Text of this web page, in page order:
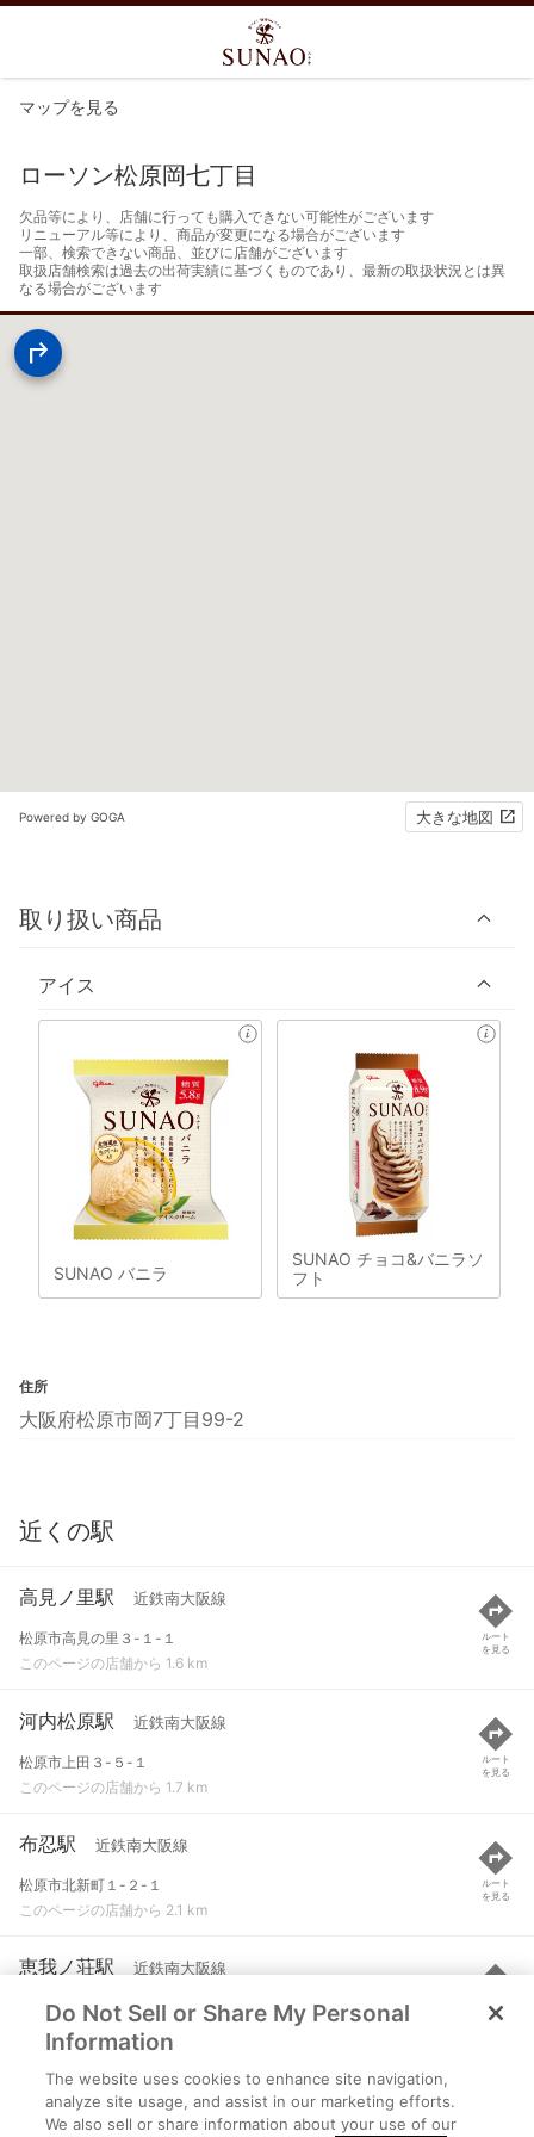
マップを見る
ローソン松原岡七丁目
欠品等により、店舗に行っても購入できない可能性がございます
リニューアル等により、商品が変更になる場合がございます
一部、検索できない商品、並びに店舗がございます
取扱店舗検索は過去の出荷実績に基づくものであり、最新の取扱状況とは異
なる場合がございます
Powered by GOGA 大きな地図
取り扱い商品
アイス
SUNAO バニラ
SUNAO チョコ&バニラソ
フト
住所
大阪府松原市岡7丁目99-2
近くの駅
高見ノ里駅 近鉄南大阪線
松原市高見の里３-１-１
このページの店舗から 1.6 km
ルート
を見る
河内松原駅 近鉄南大阪線
松原市上田３-５-１
このページの店舗から 1.7 km
ルート
を見る
布忍駅 近鉄南大阪線
松原市北新町１-２-１
このページの店舗から 2.1 km
ルート
を見る
恵我ノ荘駅 近鉄南大阪線
羽曳野市南恵我之荘８-１-２３
このページの店舗から 2.5 km
ルート
を見る
萩原天神駅
堺市東区日置荘原寺町９４-３
Do Not Sell or Share My Personal
Information
The website uses cookies to enhance site navigation,
analyze site usage, and assist in our marketing efforts.
We also sell or share information about your use of our